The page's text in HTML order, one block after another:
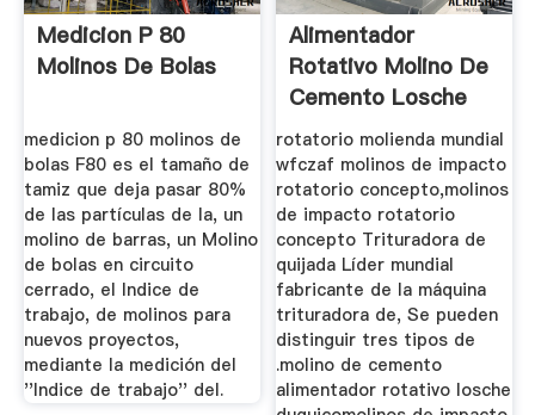
Medicion P 80
Molinos De Bolas
medicion p 80 molinos de
bolas F80 es el tamaño de
tamiz que deja pasar 80%
de las partículas de la, un
molino de barras, un Molino
de bolas en circuito
cerrado, el Indice de
trabajo, de molinos para
nuevos proyectos,
mediante la medición del
''Indice de trabajo'' del.
Alimentador
Rotativo Molino De
Cemento Losche
rotatorio molienda mundial
wfczaf molinos de impacto
rotatorio concepto,molinos
de impacto rotatorio
concepto Trituradora de
quijada Líder mundial
fabricante de la máquina
trituradora de, Se pueden
distinguir tres tipos de
.molino de cemento
alimentador rotativo losche